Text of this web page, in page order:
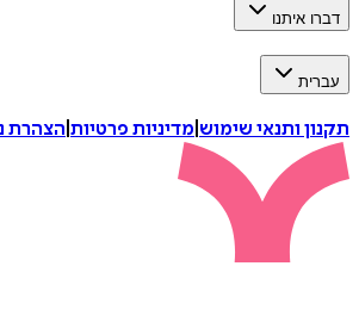
דברו איתנו
עברית
תקנון ותנאי שימוש מדיניות פרטיות הצהרת